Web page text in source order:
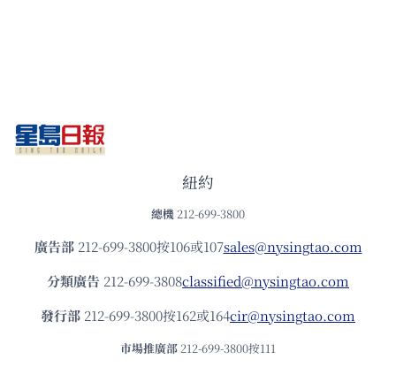
紐約
總機 212-699-3800
廣告部212-699-3800按106或107sales@nysingtao.com
分類廣告 212-699-3808classified@nysingtao.com
發⾏部 212-699-3800按162或164cir@nysingtao.com
市場推廣部 212-699-3800按111